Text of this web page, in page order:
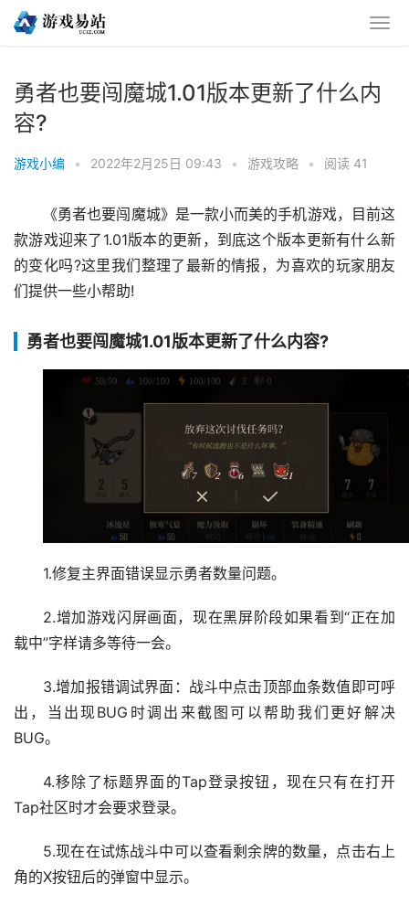
勇者也要闯魔城1.01版本更新了什么内
容?
游戏小编 • 2022年2月25日 09:43 • 游戏攻略 • 阅读 41
《勇者也要闯魔城》是一款小而美的手机游戏，目前这
款游戏迎来了1.01版本的更新，到底这个版本更新有什么新
的变化吗?这里我们整理了最新的情报，为喜欢的玩家朋友
们提供一些小帮助!
勇者也要闯魔城1.01版本更新了什么内容?
1.修复主界面错误显示勇者数量问题。
2.增加游戏闪屏画面，现在黑屏阶段如果看到“正在加
载中”字样请多等待一会。
3.增加报错调试界面：战斗中点击顶部血条数值即可呼
出，当出现BUG时调出来截图可以帮助我们更好解决
BUG。
4.移除了标题界面的Tap登录按钮，现在只有在打开
Tap社区时才会要求登录。
5.现在在试炼战斗中可以查看剩余牌的数量，点击右上
角的X按钮后的弹窗中显示。